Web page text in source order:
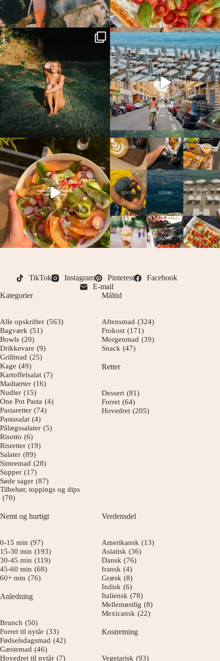
TikTok Instagram Pinterest
Facebook
E-mail
Kategorier
Alle opskrifter (563)
Bagværk (51)
Bowls (20)
Drikkevare (9)
Grillmad (25)
Kage (49)
Kartoffelsalat (7)
Madtærter (16)
Nudler (15)
One Pot Pasta (4)
Pastaretter (74)
Pastasalat (4)
Pålægssalater (5)
Risotto (6)
Risretter (19)
Salater (89)
Simremad (28)
Supper (17)
Søde sager (87)
Tilbehør, toppings og dips
(70)
Måltid
Aftensmad (324)
Frokost (171)
Morgenmad (39)
Snack (47)
Retter
Dessert (81)
Forret (64)
Hovedret (205)
Nemt og hurtigt
0-15 min (97)
15-30 min (193)
30-45 min (119)
45-60 min (68)
60+ min (76)
Anledning
Brunch (50)
Forret til nytår (33)
Fødselsdagsmad (42)
Gæstemad (46)
Hovedret til nytår (7)
Verdensdel
Amerikansk (13)
Asiatisk (36)
Dansk (76)
fransk (4)
Græsk (8)
Indisk (6)
Italiensk (78)
Mellemøstlig (8)
Mexicansk (22)
Kostretning
Vegetarisk (93)